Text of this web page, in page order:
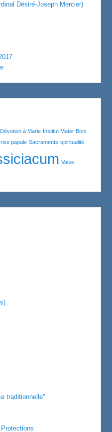
Désiré-Joseph Mercier)
Dévotion à Marie Institut Mater Boni
papale Sacraments spiritualité
Valse
traditionnelle"